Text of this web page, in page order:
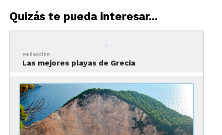
Quizás te pueda interesar...
Redacción
Las mejores playas de Grecia